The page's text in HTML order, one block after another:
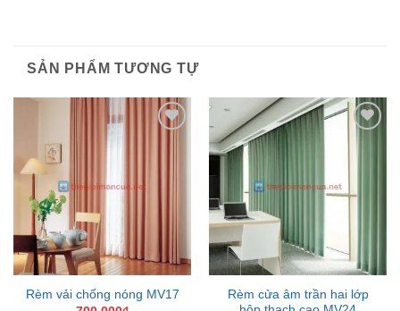
SẢN PHẨM TƯƠNG TỰ
Rèm vải chống nóng MV17
Wishlist
Rèm cửa âm trần hai lớp